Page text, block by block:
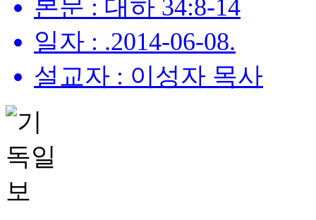
본문 : 대하 34:8-14
일자 : .2014-06-08.
설교자 : 이성자 목사